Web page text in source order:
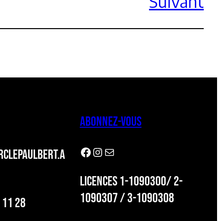
28
ABONNEZ-VOUS
Facebook Instagram Newsletter
LICENCES 1-1090300/ 2-
1090307 / 3-1090308